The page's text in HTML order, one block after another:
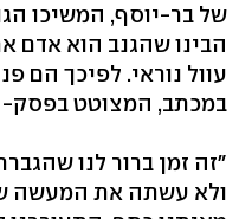
של בר-יוסף, המשיכו
הבינו שהגנב הוא אדם
עוול נוראי. לפיכך הם
במכתב, המצוטט בפסק-
"זה זמן ברור לנו
ולא עשתה את המעשה